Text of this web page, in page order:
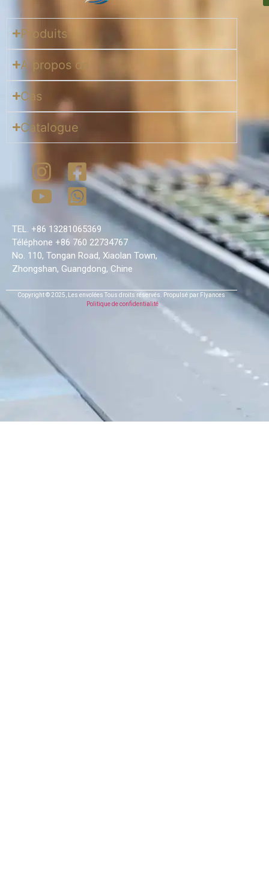
Produits
A propos de
Cas
Catalogue
TEL. +86 13281065369
Téléphone +86 760 22734767
No. 110, Tongan Road, Xiaolan Town,
Zhongshan, Guangdong, Chine
Copyright © 2025, Les envolées Tous droits réservés.
Propulsé par Flyances
Politique de confidentialité